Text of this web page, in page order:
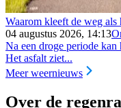
Waarom kleeft de weg
04 augustus 2026, 14:13
Na een droge periode
Het asfalt ziet...
Meer weernieuws
Over de